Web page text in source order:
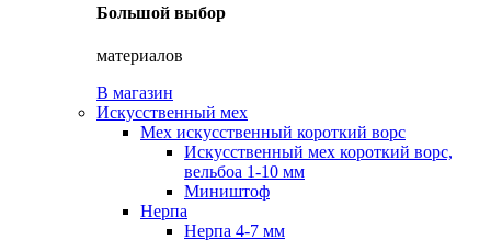
Большой выбор
материалов
В магазин
Искусственный мех
Мех искусственный короткий ворс
Искусственный мех короткий ворс,
вельбоа 1-10 мм
Миништоф
Нерпа
Нерпа 4-7 мм